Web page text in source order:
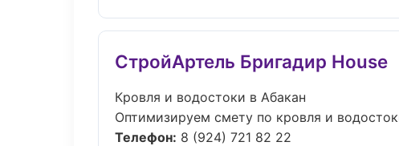
СтройАртель Бригадир House
Кровля и водостоки в Абакан
Оптимизируем смету по кровля и
Телефон: 8 (924) 721 82 22